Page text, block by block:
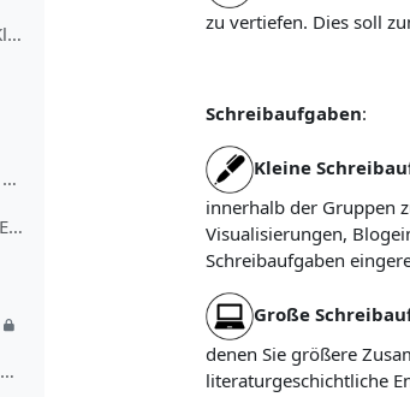
Textgrundlage: Heinrich von Kleist: Jeronimo und J...
Das Unerhörte Betrachten Sie die Erzählweise der N...
Das Unerhörte Fassen Sie die Ergebnisse Ihrer Disk... (Kopie)
Gattungsmerkmale Ein in der Gattungstheorie stark ...
zu vertiefen. Dies soll
Schreibaufgaben:
Kleine
innerhalb der Gruppen
Visualisierungen,
Schreibaufgaben
Große
denen Sie größere
literaturgeschichtliche